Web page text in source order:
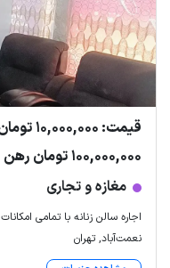
قیمت: 10,000,000 تومان اجاره
100,000,000 تومان رهن
مغازه و تجاری
اجاره سالن زنانه با تمامی امکانات
نعمت‌آباد, تهران